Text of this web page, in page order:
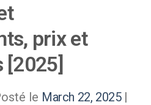
prix et
le March 22, 2025|